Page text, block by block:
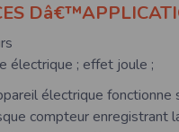
électrique ; effet joule ;
électrique fonctionne
compteur enregistrant